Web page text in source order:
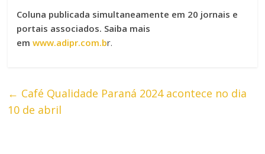
Coluna publicada simultaneamente em 20 jornais e
portais associados. Saiba mais
emwww.adipr.com.br.
← Café Qualidade Paraná 2024 acontece no dia
10 de abril